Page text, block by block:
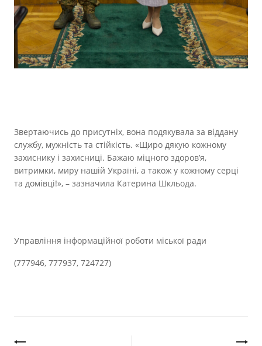
Звертаючись до присутніх, вона подякувала за віддану
службу, мужність та стійкість. «Щиро дякую кожному
захиснику і захисниці. Бажаю міцного здоров’я,
витримки, миру нашій Україні, а також у кожному серці
та домівці!», – зазначила Катерина Шкльода.
Управління інформаційної роботи міської ради
(777946, 777937, 724727)